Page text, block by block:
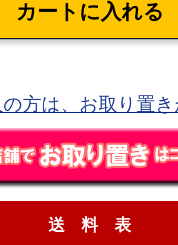
方は、お取り置
送 料 表